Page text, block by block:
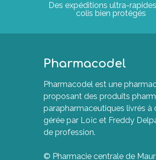
Des expéditions ultra-
colis bien protégés
Pharmacodel
Pharmacodel est une
proposant des produits
parapharmaceutiques livrés à
gérée par Loïc et Freddy
de profession.
© Pharmacie centrale de